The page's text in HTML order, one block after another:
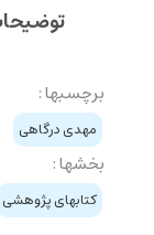
برچسبها :
مهدی درگاهی
بخشها :
کتابهای پژوهشی